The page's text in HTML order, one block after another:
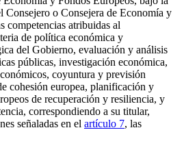
Consejero o Consejera de Economía y
competencias atribuidas al
de política económica y
del Gobierno, evaluación y análisis
públicas, investigación económica,
coyuntura y previsión
cohesión europea, planificación y
de recuperación y resiliencia, y
correspondiendo a su titular,
señaladas en el artículo 7, las